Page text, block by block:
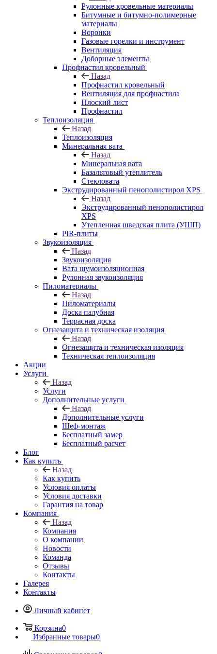
Рулонные кровельные материалы
Битумные и битумно-полимерные
материалы
Воронки
Газовые горелки и инструмент
Вентиляция
Доборные элементы
Профнастил кровельный
Назад
Профнастил кровельный
Вентиляция для профнастила
Плоский лист
Профнастил
Теплоизоляция
Назад
Теплоизоляция
Минеральная вата
Назад
Минеральная вата
Базальтовый утеплитель
Стекловата
Экструдированный пенополистирол XPS
Назад
Экструдированный пенополистирол
XPS
Утепленная шведская плита (УШП)
PIR-плиты
Звукоизоляция
Назад
Звукоизоляция
Вата шумоизоляционная
Рулонная звукоизоляция
Пиломатериалы
Назад
Пиломатериалы
Доска палубная
Террасная доска
Огнезащита и техническая изоляция
Назад
Огнезащита и техническая изоляция
Техническая теплоизоляция
Акции
Услуги
Назад
Услуги
Дополнительные услуги
Назад
Дополнительные услуги
Шеф-монтаж
Бесплатный замер
Бесплатный расчет
Блог
Как купить
Назад
Как купить
Условия оплаты
Условия доставки
Гарантия на товар
Компания
Назад
Компания
О компании
Новости
Команда
Отзывы
Контакты
Галерея
Контакты
Личный кабинет
Корзина0
Избранные товары0